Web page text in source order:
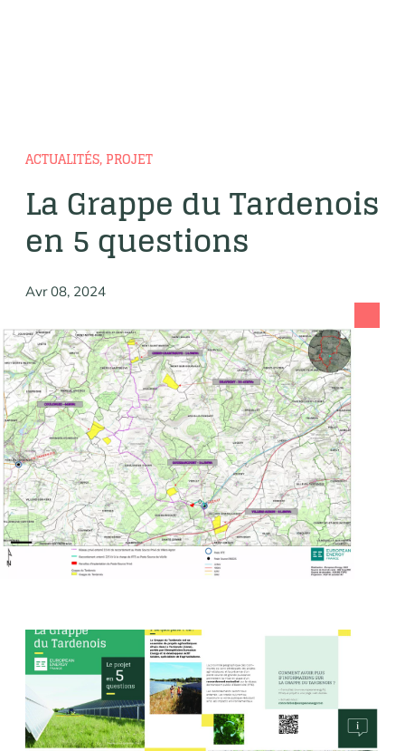
ACTUALITÉS, PROJET
La Grappe du Tardenois
en 5 questions
Avr 08, 2024